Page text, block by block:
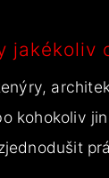
jakékoliv
kohokoliv